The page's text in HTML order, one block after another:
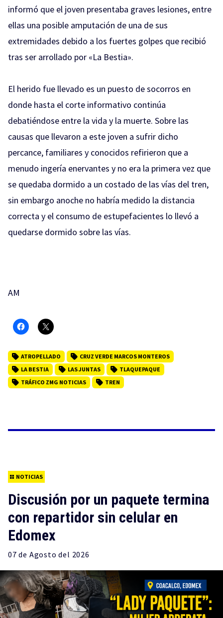
informó que el joven presentaba graves lesiones, entre
ellas una posible amputación de una de sus
extremidades debido a los fuertes golpes que recibió
tras ser arrollado por «La Bestia».
El herido fue llevado es un puesto de socorros en
donde hasta el corte informativo continúa
debatiéndose entre la vida y la muerte. Sobre las
causas que llevaron a este joven a sufrir dicho
percance, familiares y conocidos refirieron que a
menudo ingería enervantes y no era la primera vez que
se quedaba dormido a un costado de las vías del tren,
sin embargo anoche no habría medido la distancia
correcta y el consumo de estupefacientes lo llevó a
quedarse dormido sobre las vías.
AM
ATROPELLADO
CRUZ VERDE MARCOS MONTEROS
LA BESTIA
LAS JUNTAS
TLAQUEPAQUE
TRÁFICO ZMG NOTICIAS
TREN
NOTICIAS
Discusión por un paquete termina
con repartidor sin celular en
Edomex
07 de Agosto del 2026